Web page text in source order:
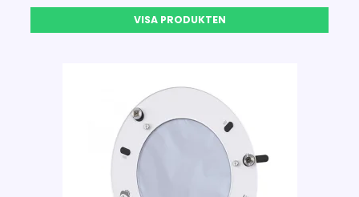
VISA PRODUKTEN